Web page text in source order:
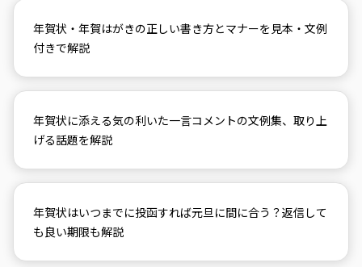
年賀状・年賀はがきの正しい書き方とマナーを見本・文例
付きで解説
年賀状に添える気の利いた一言コメントの文例集、取り上
げる話題を解説
年賀状はいつまでに投函すれば元旦に間に合う？返信して
も良い期限も解説